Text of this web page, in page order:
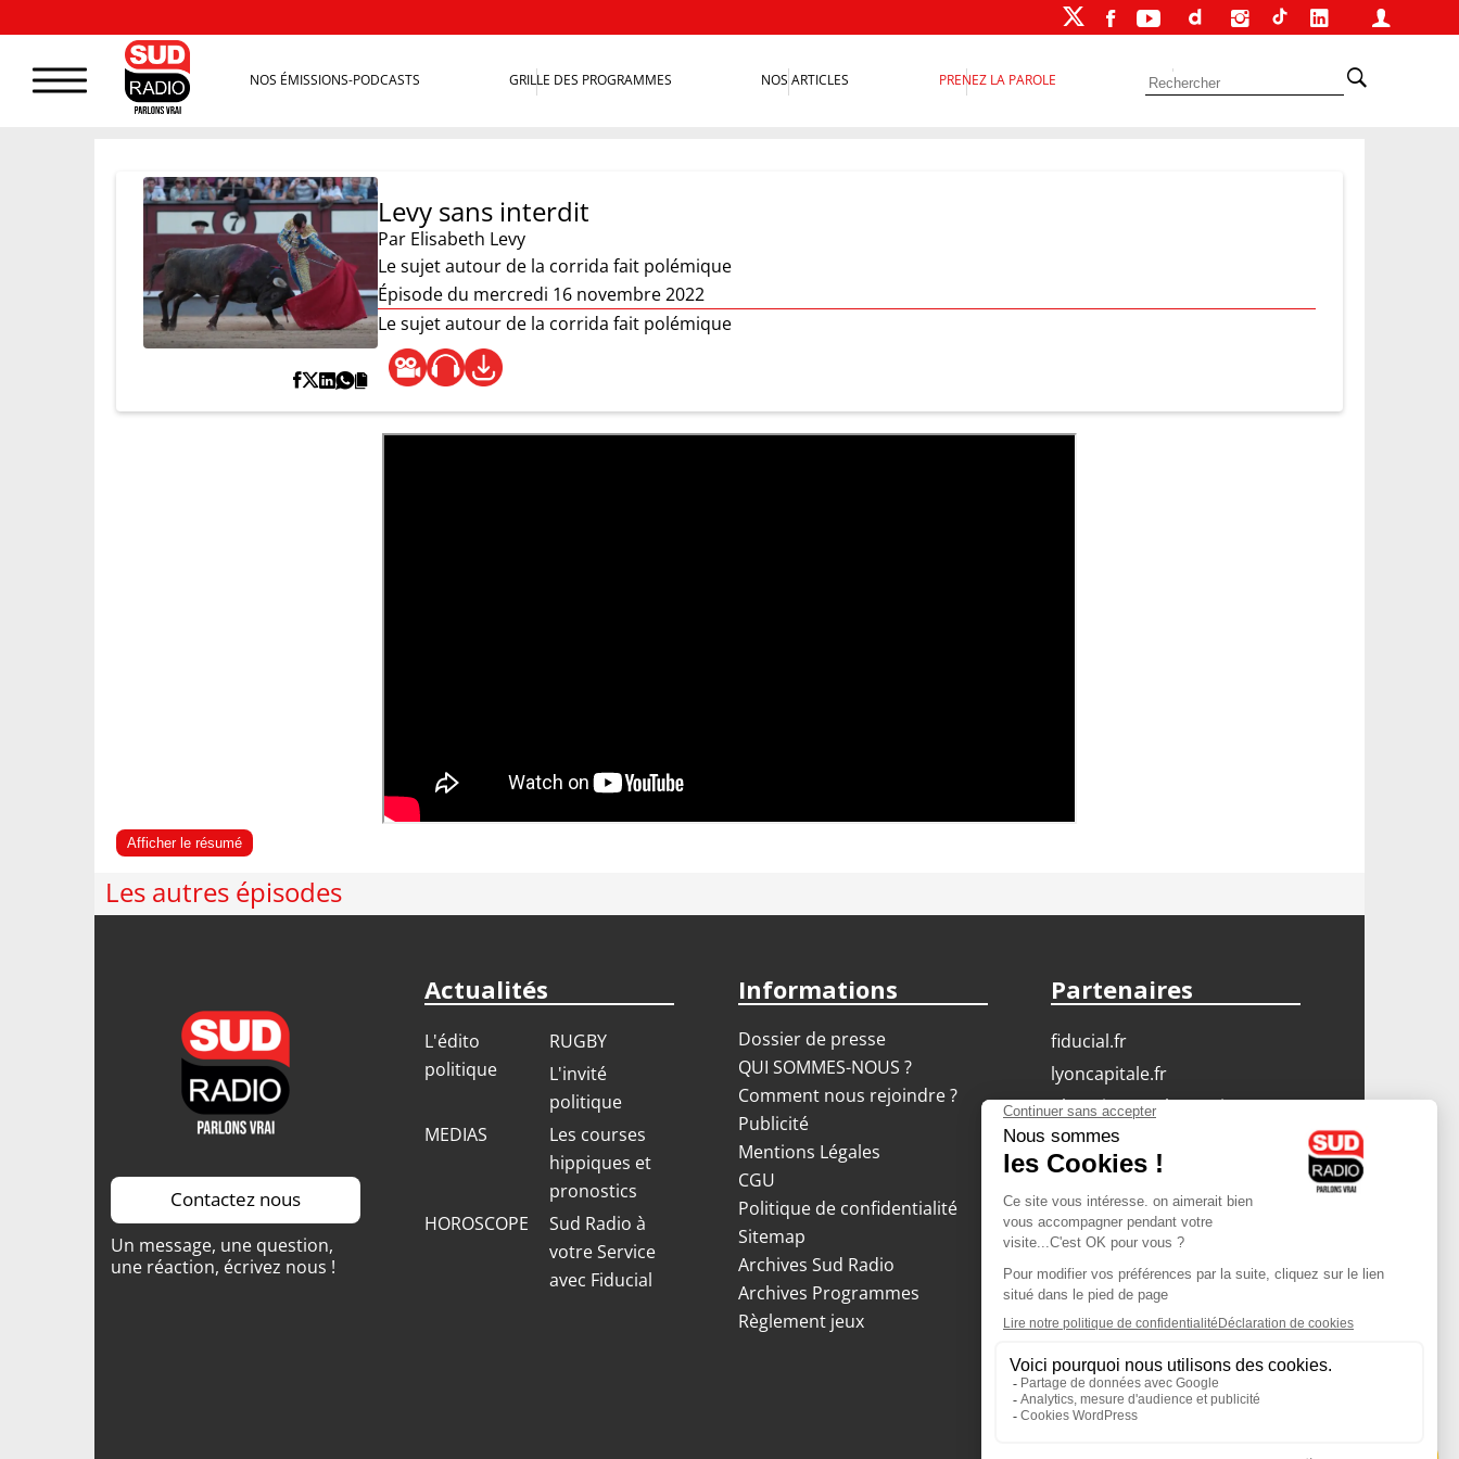
NOS ÉMISSIONS-PODCASTS GRILLE DES PROGRAMMES NOS ARTICLES PRENEZ LA PAROLE
Levy sans interdit
Par Elisabeth Levy
Le sujet autour de la corrida fait polémique
Épisode du mercredi 16 novembre 2022
Le sujet autour de la corrida fait polémique
Afficher le résumé
Les autres épisodes
Contactez nous
Un message, une question,
une réaction, écrivez nous !
Actualités
L'édito
politique
RUGBY
L'invité
politique
MEDIAS
Les courses
hippiques et
pronostics
HOROSCOPE
Sud Radio à
votre Service
avec Fiducial
Informations
Dossier de presse
QUI SOMMES-NOUS ?
Comment nous rejoindre ?
Publicité
Mentions Légales
CGU
Politique de confidentialité
Sitemap
Archives Sud Radio
Archives Programmes
Règlement jeux
Partenaires
fiducial.fr
lyoncapitale.fr
olympique-et-lyonnais.com
L'application Iphone
/ Android
Téléchargez l'application
Les cookies
Gestion des cookies